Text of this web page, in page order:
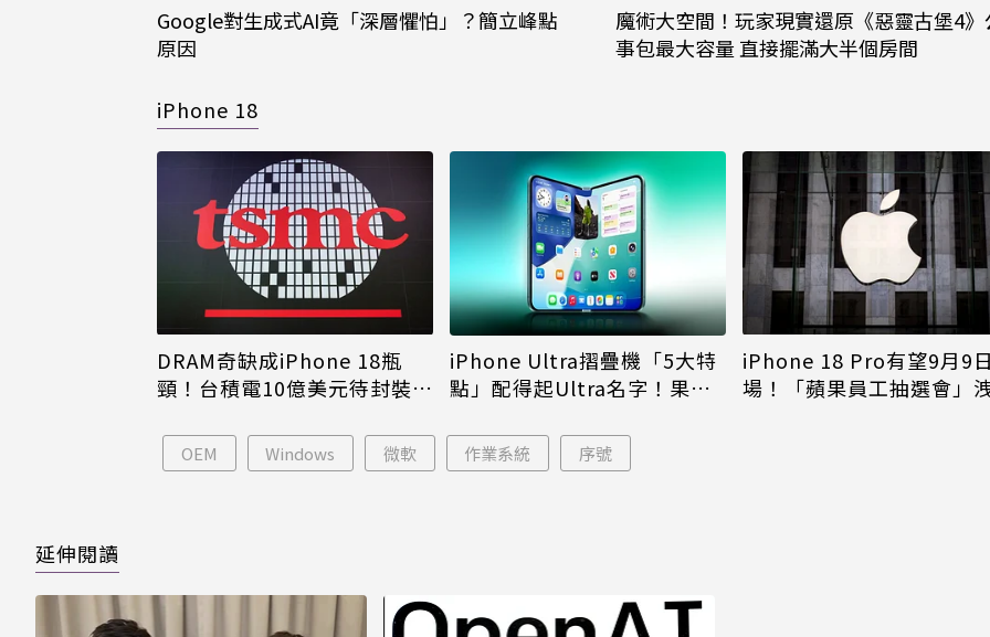
Google對生成式AI竟「深層懼怕」？簡立峰點
原因
魔術大空間！玩家現實還原《惡靈古堡4》
事包最大容量 直接擺滿大半個房間
iPhone 18
DRAM奇缺成iPhone 18瓶
頸！台積電10億美元待封裝晶
iPhone Ultra摺疊機「5大特
點」配得起Ultra名字！果粉
iPhone 18 Pro有望9月9
場！「蘋果員工抽選會」
OEM Windows 微軟 作業系統 序號
延伸閱讀